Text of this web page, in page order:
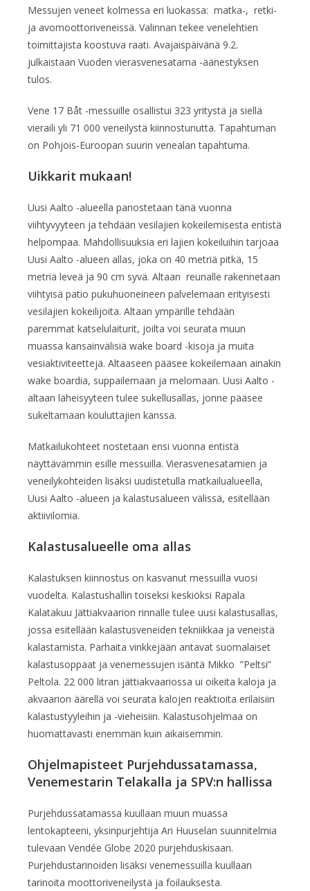
Messujen veneet kolmessa eri luokassa: matka-, retki-
ja avomoottoriveneissä. Valinnan tekee venelehtien
toimittajista koostuva raati. Avajaispäivänä 9.2.
julkaistaan Vuoden vierasvenesatama -äänestyksen
tulos.
Vene 17 Båt -messuille osallistui 323 yritystä ja siellä
vieraili yli 71 000 veneilystä kiinnostunutta. Tapahtuman
on Pohjois-Euroopan suurin venealan tapahtuma.
Uikkarit mukaan!
Uusi Aalto -alueella panostetaan tänä vuonna
viihtyvyyteen ja tehdään vesilajien kokeilemisesta entistä
helpompaa. Mahdollisuuksia eri lajien kokeiluihin tarjoaa
Uusi Aalto -alueen allas, joka on 40 metriä pitkä, 15
metriä leveä ja 90 cm syvä. Altaan reunalle rakennetaan
viihtyisä patio pukuhuoneineen palvelemaan erityisesti
vesilajien kokeilijoita. Altaan ympärille tehdään
paremmat katselulaiturit, joilta voi seurata muun
muassa kansainvälisiä wake board -kisoja ja muita
vesiaktiviteettejä. Altaaseen pääsee kokeilemaan ainakin
wake boardia, suppailemaan ja melomaan. Uusi Aalto -
altaan läheisyyteen tulee sukellusallas, jonne pääsee
sukeltamaan kouluttajien kanssa.
Matkailukohteet nostetaan ensi vuonna entistä
näyttävämmin esille messuilla. Vierasvenesatamien ja
veneilykohteiden lisäksi uudistetulla matkailualueella,
Uusi Aalto -alueen ja kalastusalueen välissä, esitellään
aktiivilomia.
Kalastusalueelle oma allas
Kalastuksen kiinnostus on kasvanut messuilla vuosi
vuodelta. Kalastushallin toiseksi keskiöksi Rapala
Kalatakuu Jättiakvaarion rinnalle tulee uusi kalastusallas,
jossa esitellään kalastusveneiden tekniikkaa ja veneistä
kalastamista. Parhaita vinkkejään antavat suomalaiset
kalastusoppaat ja venemessujen isäntä Mikko ”Peltsi”
Peltola. 22 000 litran jättiakvaariossa ui oikeita kaloja ja
akvaarion äärellä voi seurata kalojen reaktioita erilaisiin
kalastustyyleihin ja -vieheisiin. Kalastusohjelmaa on
huomattavasti enemmän kuin aikaisemmin.
Ohjelmapisteet Purjehdussatamassa,
Venemestarin Telakalla ja SPV:n hallissa
Purjehdussatamassa kuullaan muun muassa
lentokapteeni, yksinpurjehtija Ari Huuselan suunnitelmia
tulevaan Vendée Globe 2020 purjehduskisaan.
Purjehdustarinoiden lisäksi venemessuilla kuullaan
tarinoita moottoriveneilystä ja foilauksesta.